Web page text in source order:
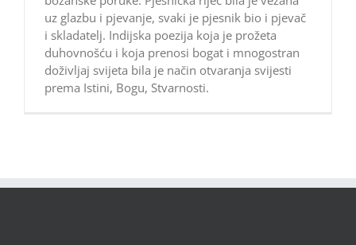
uz glazbu i pjevanje, svaki je pjesnik bio i pjevač
i skladatelj. Indijska poezija koja je prožeta
duhovnošću i koja prenosi bogat i mnogostran
doživljaj svijeta bila je način otvaranja svijesti
prema Istini, Bogu, Stvarnosti.